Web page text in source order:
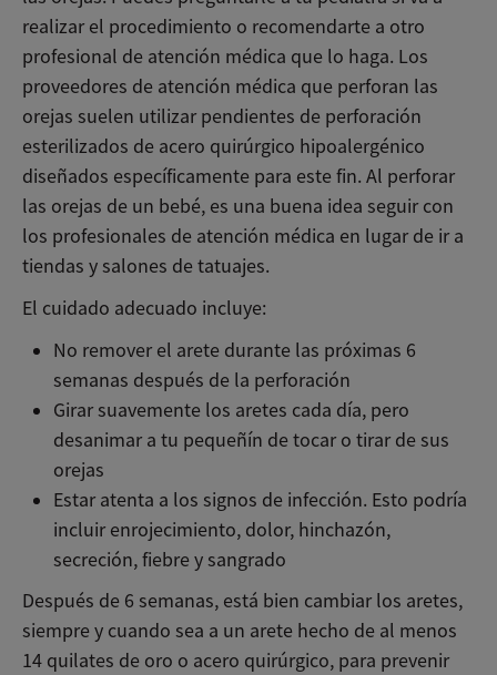
realizar el procedimiento o recomendarte a otro
profesional de atención médica que lo haga. Los
proveedores de atención médica que perforan las
orejas suelen utilizar pendientes de perforación
esterilizados de acero quirúrgico hipoalergénico
diseñados específicamente para este fin. Al perforar
las orejas de un bebé, es una buena idea seguir con
los profesionales de atención médica en lugar de ir a
tiendas y salones de tatuajes.
El cuidado adecuado incluye:
No remover el arete durante las próximas 6
semanas después de la perforación
Girar suavemente los aretes cada día, pero
desanimar a tu pequeñín de tocar o tirar de sus
orejas
Estar atenta a los signos de infección. Esto podría
incluir enrojecimiento, dolor, hinchazón,
secreción, fiebre y sangrado
Después de 6 semanas, está bien cambiar los aretes,
siempre y cuando sea a un arete hecho de al menos
14 quilates de oro o acero quirúrgico, para prevenir